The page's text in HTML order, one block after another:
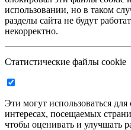
использовании, но в таком
разделы сайта не будут
некорректно.
Статистические файлы cookie
Эти могут использоваться
интересах, посещаемых
чтобы оценивать и улучшать